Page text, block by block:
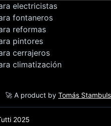
electricistas
fontaneros
reformas
pintores
cerrajeros
climatización
🚀 A product by Tomás
2025